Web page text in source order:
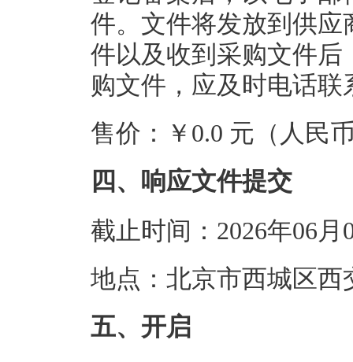
件。文件将发放到供
件以及收到采购文件
购文件，应及时电话联
售价：￥0.0 元（人民
四、响应文件提交
截止时间：2026年06
地点：北京市西城区西
五、开启